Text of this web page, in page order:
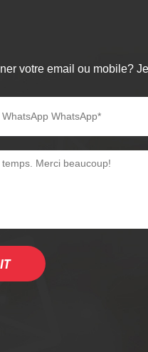
votre email ou mobile?